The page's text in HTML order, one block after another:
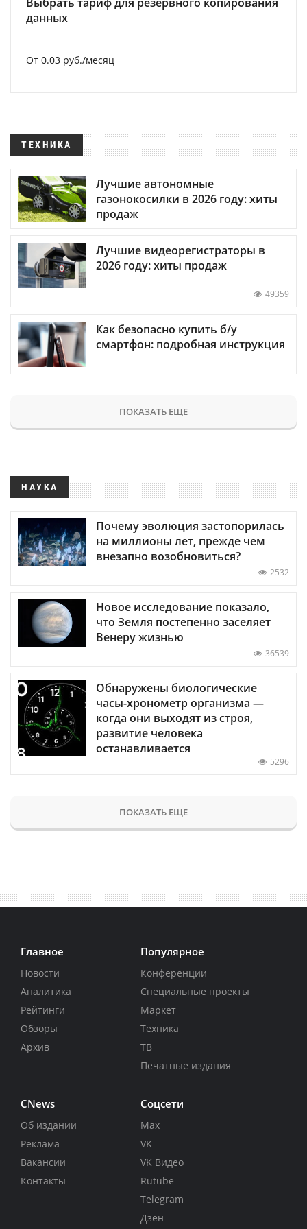
данных
От 0.03 руб./месяц
ТЕХНИКА
Лучшие автономные
газонокосилки в 2026 году: хиты
продаж
Лучшие видеорегистраторы в
2026 году: хиты продаж
49359
Как безопасно купить б/у
смартфон: подробная инструкция
ПОКАЗАТЬ ЕЩЕ
НАУКА
Почему эволюция застопорилась
на миллионы лет, прежде чем
внезапно возобновиться?
2532
Новое исследование показало,
что Земля постепенно заселяет
Венеру жизнью
36539
Обнаружены биологические
часы-хронометр организма —
когда они выходят из строя,
развитие человека
останавливается
5296
ПОКАЗАТЬ ЕЩЕ
Главное
Новости
Аналитика
Рейтинги
Обзоры
Архив
Популярное
Конференции
Специальные проекты
Маркет
Техника
ТВ
Печатные издания
CNews
Об издании
Реклама
Вакансии
Контакты
Соцсети
Max
VK
VK Видео
Rutube
Telegram
Дзен